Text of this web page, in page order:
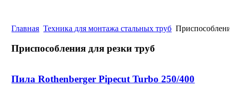
Главная Техника для монтажа стальных труб
Приспособления для резки труб
Пила Rothenberger Pipecut Turbo 250/400